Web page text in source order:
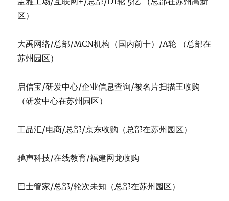
区）
大禹网络/总部/MCN机构（国内前十）/A轮 （总部在
苏州园区）
启信宝/研发中心/企业信息查询/被名片扫描王收购
（研发中心在苏州园区）
工品汇/电商/总部/京东收购（总部在苏州园区）
驰声科技/在线教育/福建网龙收购
巴士管家/总部/轮次未知（总部在苏州园区）